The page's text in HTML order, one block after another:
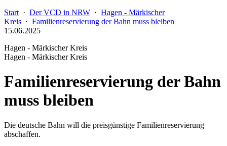
Start · Der VCD in NRW · Hagen - Märkischer
Kreis · Familienreservierung der Bahn muss bleiben
15.06.2025
Hagen - Märkischer Kreis
Hagen - Märkischer Kreis
Familienreservierung der Bahn
muss bleiben
Die deutsche Bahn will die preisgünstige Familienreservierung
abschaffen.